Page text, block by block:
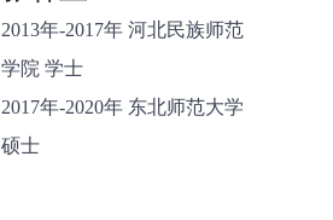
2013年-2017年 河北民族师范
学院 学士
2017年-2020年 东北师范大学
硕士